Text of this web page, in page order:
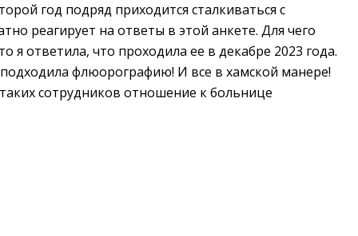
год подряд приходится сталкиваться с
реагирует на ответы в этой анкете. Для чего
ответила, что проходила ее в декабре 2023 года.
флюорографию! И все в хамской манере!
сотрудников отношение к больнице